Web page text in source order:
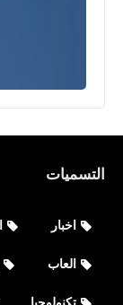
التسميات
اخبار
العاب
تكنولوجيا